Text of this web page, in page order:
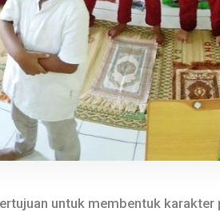
untuk membentuk